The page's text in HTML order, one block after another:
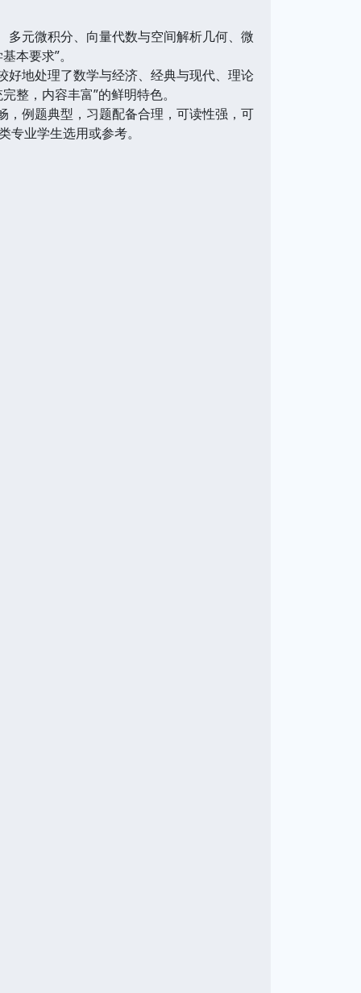
元微积分、向量代数与空间解析几何、微
本要求”。
地处理了数学与经济、经典与现代、理论
整，内容丰富”的鲜明特色。
例题典型，习题配备合理，可读性强，可
业学生选用或参考。